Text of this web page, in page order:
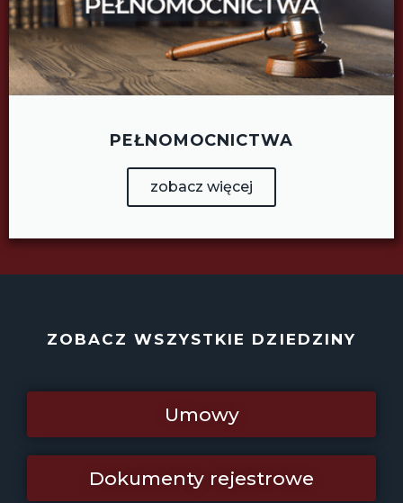
PEŁNOMOCNICTWA
zobacz więcej
ZOBACZ WSZYSTKIE DZIEDZINY
Umowy
Dokumenty rejestrowe